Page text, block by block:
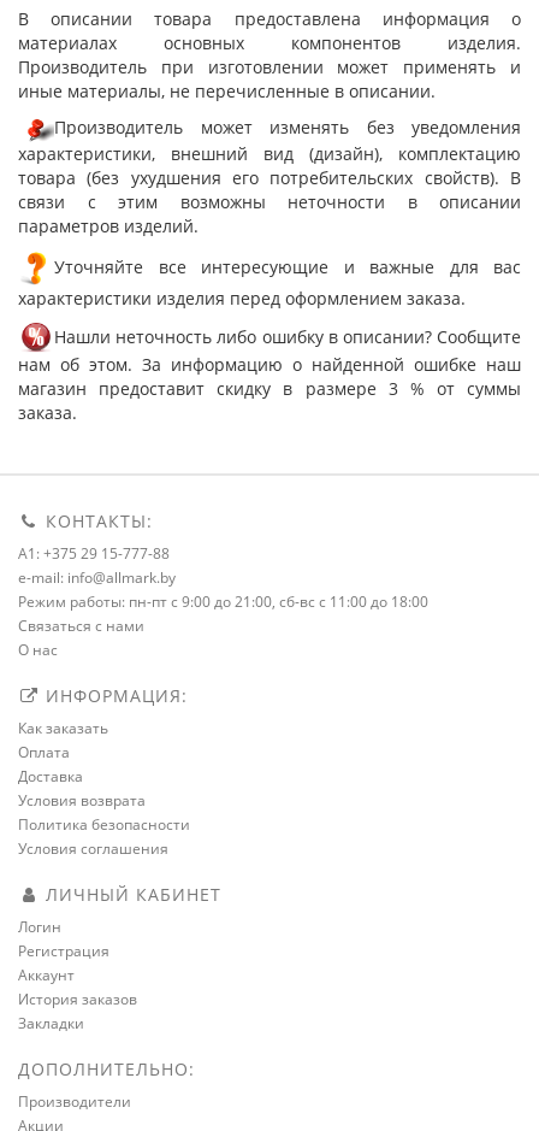
В описании товара предоставлена информация о
материалах основных компонентов изделия.
Производитель при изготовлении может применять и
иные материалы, не перечисленные в описании.
Производитель может изменять без уведомления
характеристики, внешний вид (дизайн), комплектацию
товара (без ухудшения его потребительских свойств). В
связи с этим возможны неточности в описании
параметров изделий.
Уточняйте все интересующие и важные для вас
характеристики изделия перед оформлением заказа.
Нашли неточность либо ошибку в описании? Сообщите
нам об этом. За информацию о найденной ошибке наш
магазин предоставит скидку в размере 3 % от суммы
заказа.
КОНТАКТЫ:
A1: +375 29 15-777-88
e-mail: info@allmark.by
Режим работы: пн-пт с 9:00 до 21:00, сб-вс с 11:00 до 18:00
Связаться с нами
О нас
ИНФОРМАЦИЯ:
Как заказать
Оплата
Доставка
Условия возврата
Политика безопасности
Условия соглашения
ЛИЧНЫЙ КАБИНЕТ
Логин
Регистрация
Аккаунт
История заказов
Закладки
ДОПОЛНИТЕЛЬНО:
Производители
Акции